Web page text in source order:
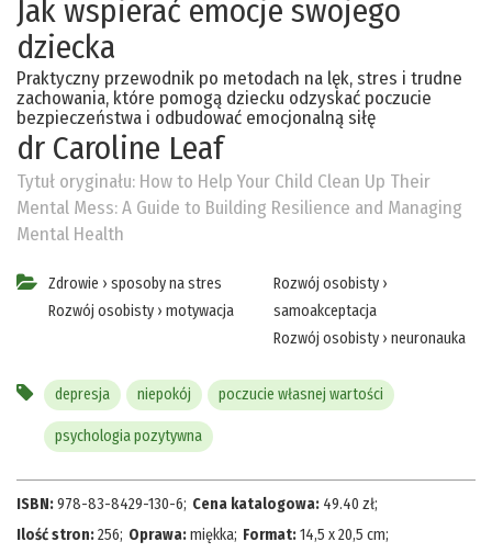
Jak wspierać emocje swojego
dziecka
Praktyczny przewodnik po metodach na lęk, stres i trudne
zachowania, które pomogą dziecku odzyskać poczucie
bezpieczeństwa i odbudować emocjonalną siłę
dr Caroline Leaf
Tytuł oryginału: How to Help Your Child Clean Up Their
Mental Mess: A Guide to Building Resilience and Managing
Mental Health
Zdrowie › sposoby na stres
Rozwój osobisty › motywacja
Rozwój osobisty›
samoakceptacja
Rozwój osobisty› neuronauka
depresja niepokój poczucie własnej wartości
psychologia pozytywna
ISBN:978-83-8429-130-6; Cena katalogowa: 49.40 zł;
Ilość stron:256; Oprawa:miękka; Format:14,5 x 20,5 cm;